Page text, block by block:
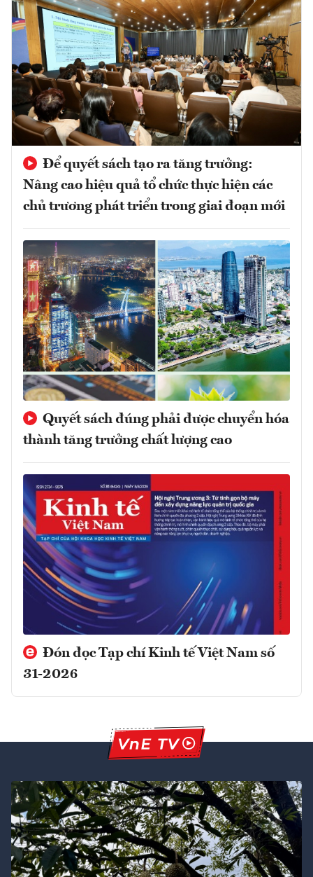
Để quyết sách tạo ra tăng trưởng:
Nâng cao hiệu quả tổ chức thực hiện các
chủ trương phát triển trong giai đoạn mới
Quyết sách đúng phải được chuyển hóa
thành tăng trưởng chất lượng cao
Đón đọc Tạp chí Kinh tế Việt Nam số
31-2026